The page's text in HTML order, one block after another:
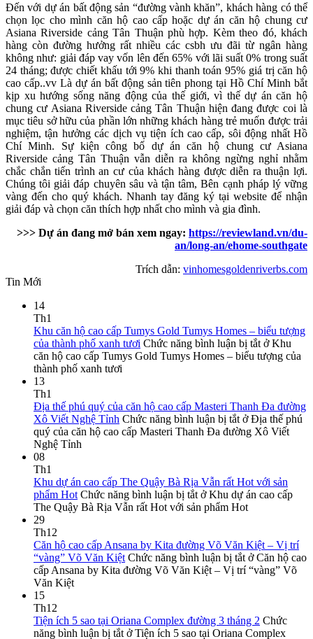
Đến với dự án bất động sản “đường vành khăn”, khách hàng có thể
chọn lọc cho mình căn hộ cao cấp hoặc dự án căn hộ chung cư
Asiana Riverside cảng Tân Thuận phù hợp. Kèm theo đó, khách
hàng còn đường hưởng rất nhiều các csbh ưu đãi từ ngân hàng
không như: giải đáp vay vốn lên đến 65% với lãi suất 0% trong suất
24 tháng; được chiết khấu tới 9% khi thanh toán 95% giá trị căn hộ
cao cấp..vv Là dự án bất động sản tiên phong tại Hồ Chí Minh bắt
kịp xu hướng sống năng động của thế giới, vì thế dự án căn hộ
chung cư Asiana Riverside cảng Tân Thuận hiện đang được coi là
mục tiêu sở hữu của phần lớn những khách hàng trẻ muốn được trải
nghiệm, tận hưởng các dịch vụ tiện ích cao cấp, sôi động nhất Hồ
Chí Minh. Sự kiện công bố dự án căn hộ chung cư Asiana
Riverside cảng Tân Thuận vẫn diễn ra không ngừng nghỉ nhằm
chắc chắn tiến trình an cư của khách hàng được diễn ra thuận lợi.
Chúng tôi giải đáp chuyên sâu và tận tâm, Bên cạnh pháp lý vững
vàng đến cho quý khách. Nhanh tay đăng ký tại website để nhận
giải đáp và chọn căn thích hợp nhất cho mình và gia đình.
>>> Dự án đang mở bán xem ngay: https://reviewland.vn/du-
an/long-an/ehome-southgate
Trích dẫn: vinhomesgoldenriverbs.com
Tin Mới
14
Th1
Khu căn hộ cao cấp Tumys Gold Tumys Homes – biểu tượng
của thành phố xanh tươi Chức năng bình luận bị tắt ở Khu
căn hộ cao cấp Tumys Gold Tumys Homes – biểu tượng của
thành phố xanh tươi
13
Th1
Địa thế phú quý của căn hộ cao cấp Masteri Thanh Đa đường
Xô Viết Nghệ Tỉnh Chức năng bình luận bị tắt ở Địa thế phú
quý của căn hộ cao cấp Masteri Thanh Đa đường Xô Viết
Nghệ Tỉnh
08
Th1
Khu dự án cao cấp The Quậy Bà Rịa Vẫn rất Hot với sản
phẩm Hot Chức năng bình luận bị tắt ở Khu dự án cao cấp
The Quậy Bà Rịa Vẫn rất Hot với sản phẩm Hot
29
Th12
Căn hộ cao cấp Ansana by Kita đường Võ Văn Kiệt – Vị trí
“vàng” Võ Văn Kiệt Chức năng bình luận bị tắt ở Căn hộ cao
cấp Ansana by Kita đường Võ Văn Kiệt – Vị trí “vàng” Võ
Văn Kiệt
15
Th12
Tiện ích 5 sao tại Oriana Complex đường 3 tháng 2 Chức
năng bình luận bị tắt ở Tiện ích 5 sao tại Oriana Complex